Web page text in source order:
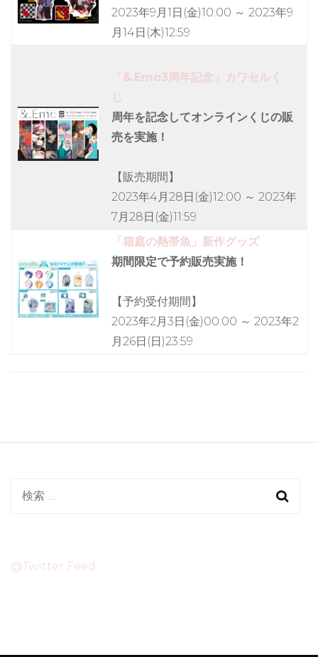
2023年9月1日(金)10:00 ～ 2023年9
月14日(木)12:59
「&.Emo3周年記念」カワセルく
じ
周年を記念してオンラインくじの販
売を実施！
【販売期間】
2023年4月28日(金)12:00 ～ 2023年
7月28日(金)11:59
「箱庭の熱帯魚」新作グッズ
期間限定で予約販売実施！
【予約受付期間】
2023年2月3日(金)00:00 ～ 2023年2
月26日(日)23:59
検
@Twitter Feed